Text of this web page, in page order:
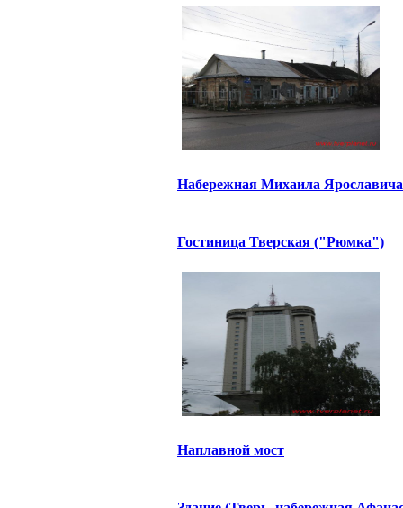
Набережная Михаила Ярославича
Гостиница Тверская ("Рюмка")
Наплавной мост